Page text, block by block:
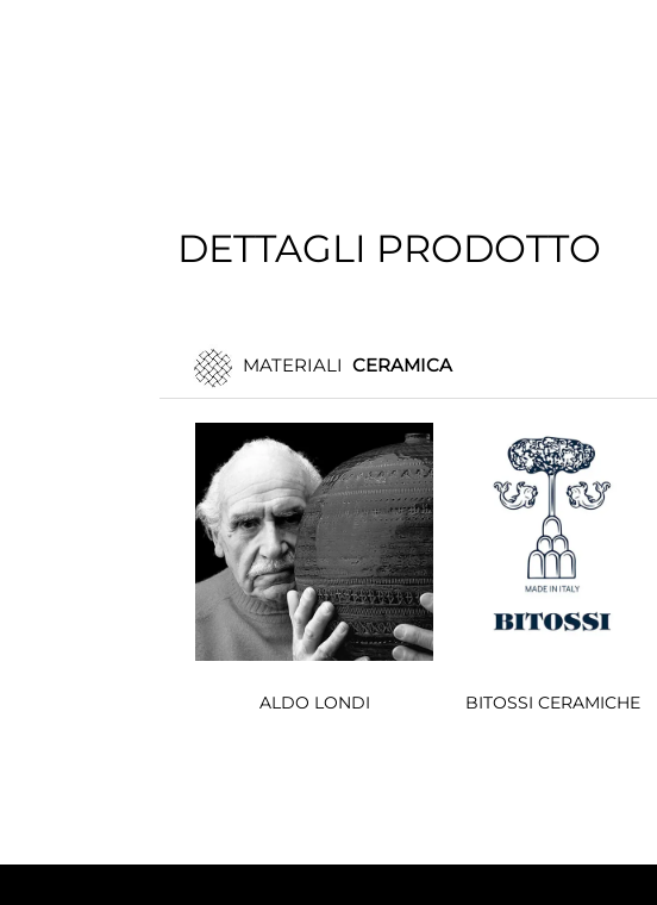
DETTAGLI PRODOTTO
MATERIALI CERAMICA
ALDO LONDI BITOSSI CERAMICHE